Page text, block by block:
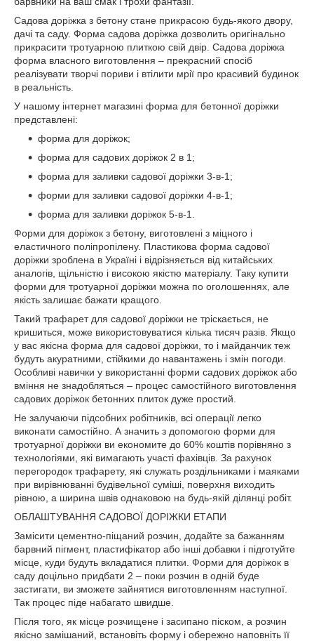
Садова доріжка з бетону стане прикрасою будь-якого двору,
дачі та саду. Форма садова доріжка дозволить оригінально
прикрасити тротуарною плиткою свій двір. Садова доріжка
форма власного виготовлення – прекрасний спосіб
реалізувати творчі пориви і втілити мрії про красивий будинок
в реальність.
У нашому інтернет магазині форма для бетонної доріжки
представлені:
форма для доріжок;
форма для садових доріжок 2 в 1;
форма для заливки садової доріжки 3-в-1;
форми для заливки садової доріжки 4-в-1;
форма для заливки доріжок 5-в-1.
Форми для доріжок з бетону, виготовлені з міцного і
еластичного поліпропілену. Пластикова форма садової
доріжки зроблена в Україні і відрізняється від китайських
аналогів, щільністю і високою якістю матеріалу. Таку купити
форми для тротуарної доріжки можна по оголошеннях, але
якість залишає бажати кращого.
Такий трафарет для садової доріжки не тріскається, не
кришиться, може використовуватися кілька тисяч разів. Якщо
у вас якісна форма для садової доріжки, то і майданчик теж
будуть акуратними, стійкими до навантажень і змін погоди.
Особливі навички у використанні форми садових доріжок або
вміння не знадобляться – процес самостійного виготовлення
садових доріжок бетонних плиток дуже простий.
Не залучаючи підсобних робітників, всі операції легко
виконати самостійно. А значить з допомогою форми для
тротуарної доріжки ви економите до 60% коштів порівняно з
технологіями, які вимагають участі фахівців. За рахунок
перегородок трафарету, які служать роздільниками і маяками
при вирівнюванні будівельної суміші, поверхня виходить
рівною, а ширина швів однаковою на будь-якій ділянці робіт.
ОБЛАШТУВАННЯ САДОВОЇ ДОРІЖКИ ЕТАПИ
Замісити цементно-піщаний розчин, додайте за бажанням
барвний пігмент, пластифікатор або інші добавки і підготуйте
місце, куди будуть вкладатися плитки. Форми для доріжок в
саду доцільно придбати 2 – поки розчин в одній буде
застигати, ви зможете зайнятися виготовленням наступної.
Так процес піде набагато швидше.
Після того, як місце розчищене і засипано піском, а розчин
якісно замішаний, встановіть форму і обережно наповніть її